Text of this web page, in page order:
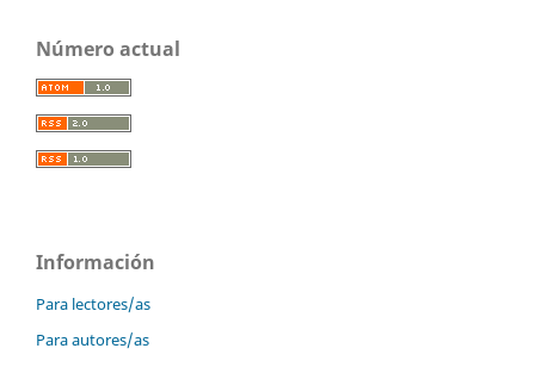
Número actual
Información
Para lectores/as
Para autores/as